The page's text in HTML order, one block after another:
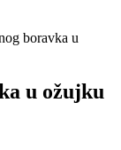
boravka u
u ožujku